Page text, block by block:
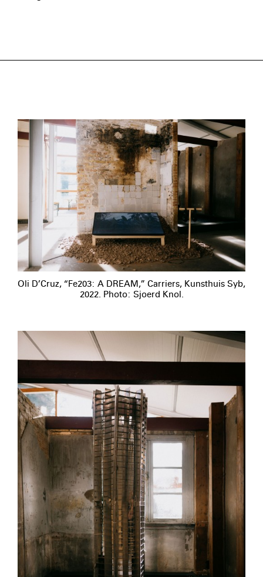
Oli D’Cruz, “Fe203: A DREAM,” Carriers, Kunsthuis Syb,
2022. Photo: Sjoerd Knol.